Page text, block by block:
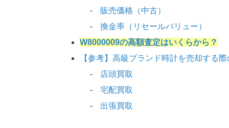
販売価格（中古）
換金率（リセールバリュー）
W8000009の高額査定はいくらから？
【参考】高級ブランド時計を売却する
店頭買取
宅配買取
出張買取